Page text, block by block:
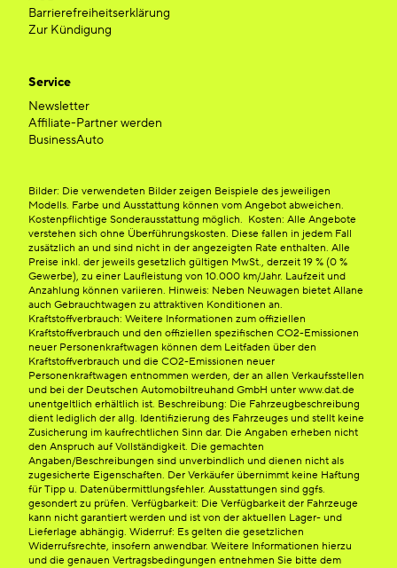
Barrierefreiheitserklärung
Zur Kündigung
Service
Newsletter
Affiliate-Partner werden
BusinessAuto
Bilder: Die verwendeten Bilder zeigen Beispiele des jeweiligen
Modells. Farbe und Ausstattung können vom Angebot abweichen.
Kostenpflichtige Sonderausstattung möglich. Kosten: Alle Angebote
verstehen sich ohne Überführungskosten. Diese fallen in jedem Fall
zusätzlich an und sind nicht in der angezeigten Rate enthalten. Alle
Preise inkl. der jeweils gesetzlich gültigen MwSt., derzeit 19 % (0 %
Gewerbe), zu einer Laufleistung von 10.000 km/Jahr. Laufzeit und
Anzahlung können variieren. Hinweis: Neben Neuwagen bietet Allane
auch Gebrauchtwagen zu attraktiven Konditionen an.
Kraftstoffverbrauch: Weitere Informationen zum offiziellen
Kraftstoffverbrauch und den offiziellen spezifischen CO2-Emissionen
neuer Personenkraftwagen können dem Leitfaden über den
Kraftstoffverbrauch und die CO2-Emissionen neuer
Personenkraftwagen entnommen werden, der an allen Verkaufsstellen
und bei der Deutschen Automobiltreuhand GmbH unter www.dat.de
unentgeltlich erhältlich ist. Beschreibung: Die Fahrzeugbeschreibung
dient lediglich der allg. Identifizierung des Fahrzeuges und stellt keine
Zusicherung im kaufrechtlichen Sinn dar. Die Angaben erheben nicht
den Anspruch auf Vollständigkeit. Die gemachten
Angaben/Beschreibungen sind unverbindlich und dienen nicht als
zugesicherte Eigenschaften. Der Verkäufer übernimmt keine Haftung
für Tipp u. Datenübermittlungsfehler. Ausstattungen sind ggfs.
gesondert zu prüfen. Verfügbarkeit: Die Verfügbarkeit der Fahrzeuge
kann nicht garantiert werden und ist von der aktuellen Lager- und
Lieferlage abhängig. Widerruf: Es gelten die gesetzlichen
Widerrufsrechte, insofern anwendbar. Weitere Informationen hierzu
und die genauen Vertragsbedingungen entnehmen Sie bitte dem